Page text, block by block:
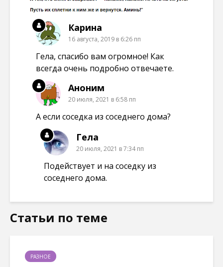
Карина
16 августа, 2019 в 6:26 пп
Гела, спасибо вам огромное! Как
всегда очень подробно отвечаете.
Аноним
20 июля, 2021 в 6:58 пп
А если соседка из соседнего дома?
Гела
20 июля, 2021 в 7:34 пп
Подействует и на соседку из
соседнего дома.
Статьи по теме
РАЗНОЕ